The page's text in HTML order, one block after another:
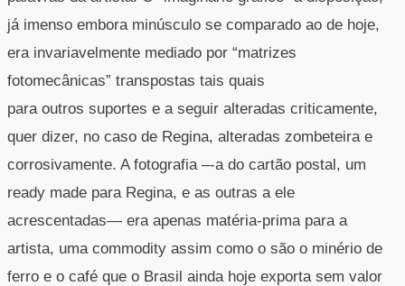
já imenso embora minúsculo se comparado ao de hoje,
era invariavelmente mediado por “matrizes
fotomecânicas” transpostas tais quais
para outros suportes e a seguir alteradas criticamente,
quer dizer, no caso de Regina, alteradas zombeteira e
corrosivamente. A fotografia –-a do cartão postal, um
ready made para Regina, e as outras a ele
acrescentadas— era apenas matéria-prima para a
artista, uma commodity assim como o são o minério de
ferro e o café que o Brasil ainda hoje exporta sem valor